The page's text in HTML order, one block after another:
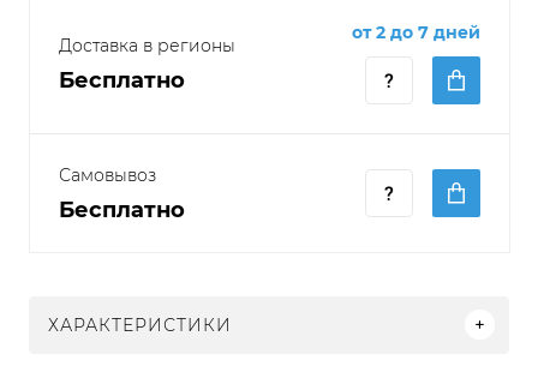
Доставка в регионы
Бесплатно
от 2 до 7 дней
Самовывоз
Бесплатно
ХАРАКТЕРИСТИКИ